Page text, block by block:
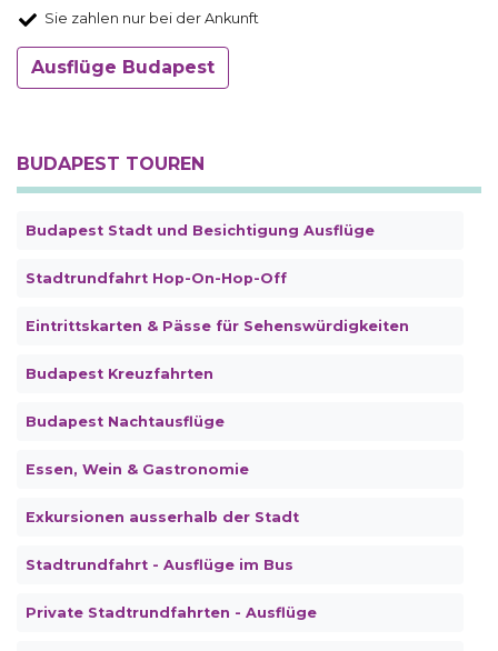
Sie zahlen nur bei der Ankunft
Ausflüge Budapest
BUDAPEST TOUREN
Budapest Stadt und Besichtigung Ausflüge
Stadtrundfahrt Hop-On-Hop-Off
Eintrittskarten & Pässe für Sehenswürdigkeiten
Budapest Kreuzfahrten
Budapest Nachtausflüge
Essen, Wein & Gastronomie
Exkursionen ausserhalb der Stadt
Stadtrundfahrt - Ausflüge im Bus
Private Stadtrundfahrten - Ausflüge